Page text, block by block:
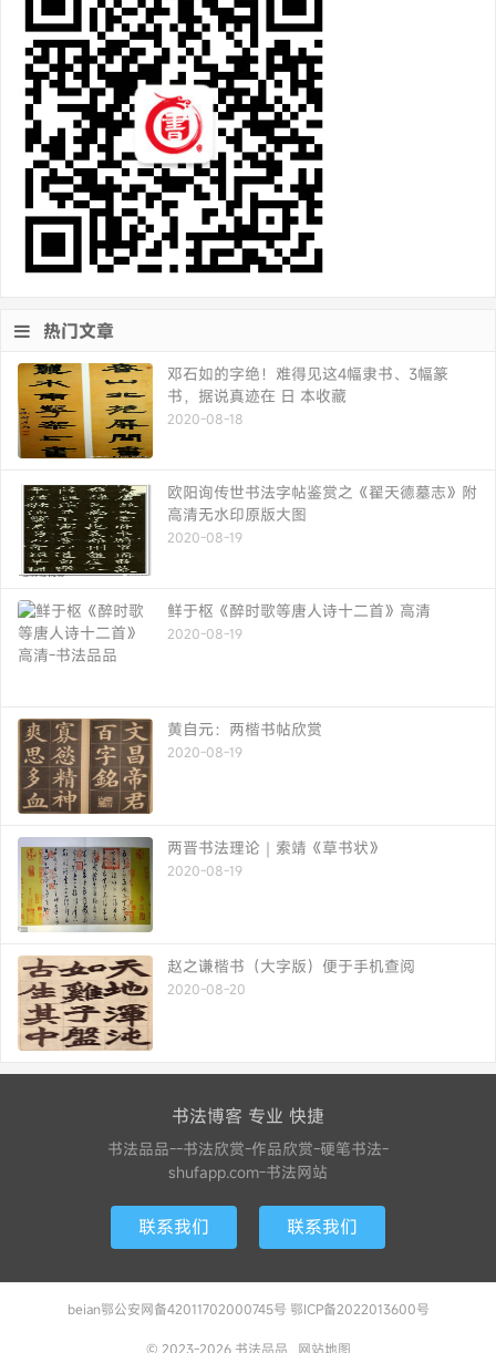
热门文章
邓石如的字绝！难得见这4幅隶书、3幅篆
书，据说真迹在 日 本收藏
2020-08-18
欧阳询传世书法字帖鉴赏之《翟天德墓志》附
高清无水印原版大图
2020-08-19
鲜于枢《醉时歌等唐人诗十二首》高清
2020-08-19
黄自元：两楷书帖欣赏
2020-08-19
两晋书法理论｜索靖《草书状》
2020-08-19
赵之谦楷书（大字版）便于手机查阅
2020-08-20
书法博客 专业 快捷
书法品品--书法欣赏-作品欣赏-硬笔书法-
shufapp.com-书法网站
联系我们 联系我们
beian鄂公安网备42011702000745号 鄂ICP备2022013600号
© 2023-2026书法品品 网站地图